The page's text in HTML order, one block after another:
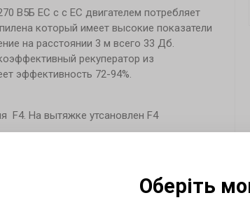
Оберіть
В5Б ЕС с с ЕС двигателем потребляет
который имеет высокие показатели
на расстоянии 3 м всего 33 Дб.
рекуператор из
эффективность 72-94%.
F4. На вытяжке утсановлен F4
установкой поставляется устроенная
системмой оттайки. Управление приточно-
пульт управленния.